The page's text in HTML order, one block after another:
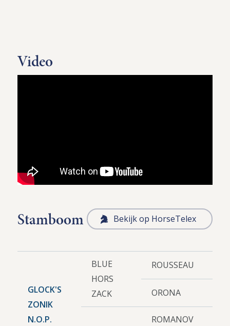
Video
Stamboom Bekijk op HorseTelex
GLOCK'S
ZONIK
N.O.P.
BLUE
HORS
ZACK
ROUSSEAU
ORONA
ROMANOV